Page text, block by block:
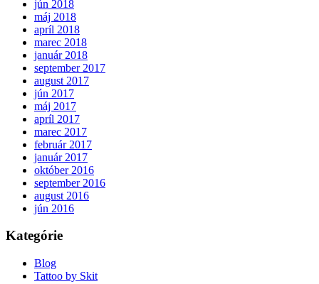
jún 2018
máj 2018
apríl 2018
marec 2018
január 2018
september 2017
august 2017
jún 2017
máj 2017
apríl 2017
marec 2017
február 2017
január 2017
október 2016
september 2016
august 2016
jún 2016
Kategórie
Blog
Tattoo by Skit